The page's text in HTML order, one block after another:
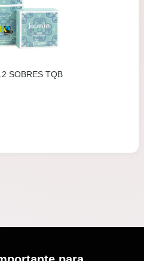
BIO 1x12 SOBRES TQB